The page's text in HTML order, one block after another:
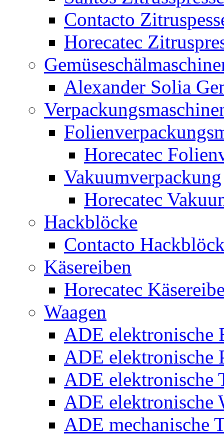
Contacto
Horecatec
Alexander Solia
Horecatec
Vakuumverpackung
Horecatec
Hackblöcke
Contacto
Käsereiben
Horecatec
Waagen
ADE elektronische
ADE elektronische
ADE elektronische
ADE elektronische
ADE mechanische